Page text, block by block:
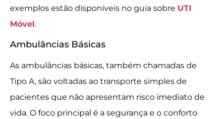
exemplos estão disponíveis no guia sobre UTI
Móvel.
Ambulâncias Básicas
As ambulâncias básicas, também chamadas de
Tipo A, são voltadas ao transporte simples de
pacientes que não apresentam risco imediato de
vida. O foco principal é a segurança e o conforto